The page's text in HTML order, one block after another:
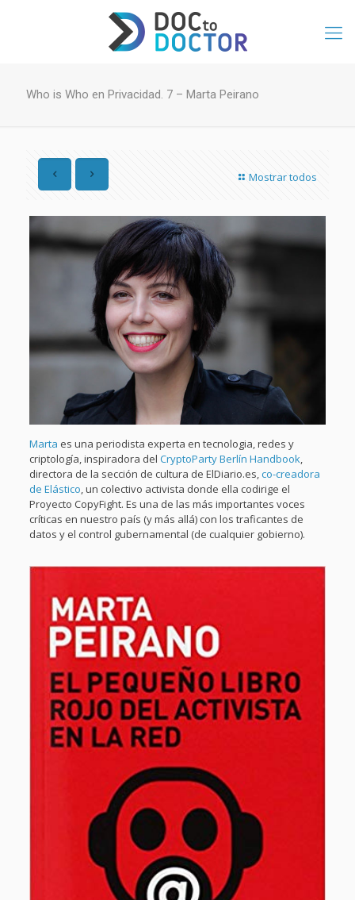
Who is Who en Privacidad. 7 – Marta Peirano
Mostrar todos
Marta es una periodista experta en tecnologia, redes y
criptología, inspiradora del CryptoParty Berlín Handbook,
directora de la sección de cultura de ElDiario.es,co-creadora
de Elástico, un colectivo activista donde ella codirige el
Proyecto CopyFight. Es una de las más importantes voces
críticas en nuestro país (y más allá) con los traficantes de
datos y el control gubernamental (de cualquier gobierno).